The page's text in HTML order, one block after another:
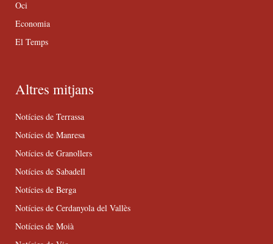
Oci
Economia
El Temps
Altres mitjans
Notícies de Terrassa
Notícies de Manresa
Notícies de Granollers
Notícies de Sabadell
Notícies de Berga
Notícies de Cerdanyola del Vallès
Notícies de Moià